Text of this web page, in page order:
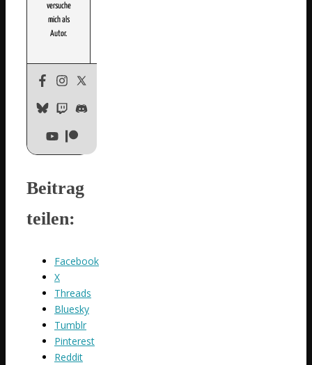
versuche
mich als
Autor.
Beitrag
teilen:
Facebook
X
Threads
Bluesky
Tumblr
Pinterest
Reddit